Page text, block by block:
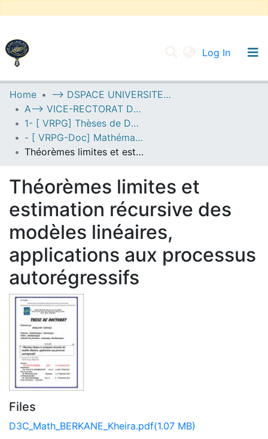
Log In
UNIVERSITY OF D.L SIDI BEL ABBES
Communities & Collections
All of DSpace
Statistics
Home
--> DSPACE UNIVERSITE DJILALLI LIABES DE SIDI BEL ABBES
A--> VICE-RECTORAT DE LA POST-GRADUATION
1- [ VRPG] Thèses de Doctorat
- [ VRPG-Doc] Mathématiques --- رياضيات
Théorèmes limites et estimation récursive des modèles linéaires, applications aux processus autorégressifs
Théorèmes limites et
estimation récursive des
modèles linéaires,
applications aux processus
autorégressifs
Files
D3C_Math_BERKANE_Kheira.pdf(1.07 MB)